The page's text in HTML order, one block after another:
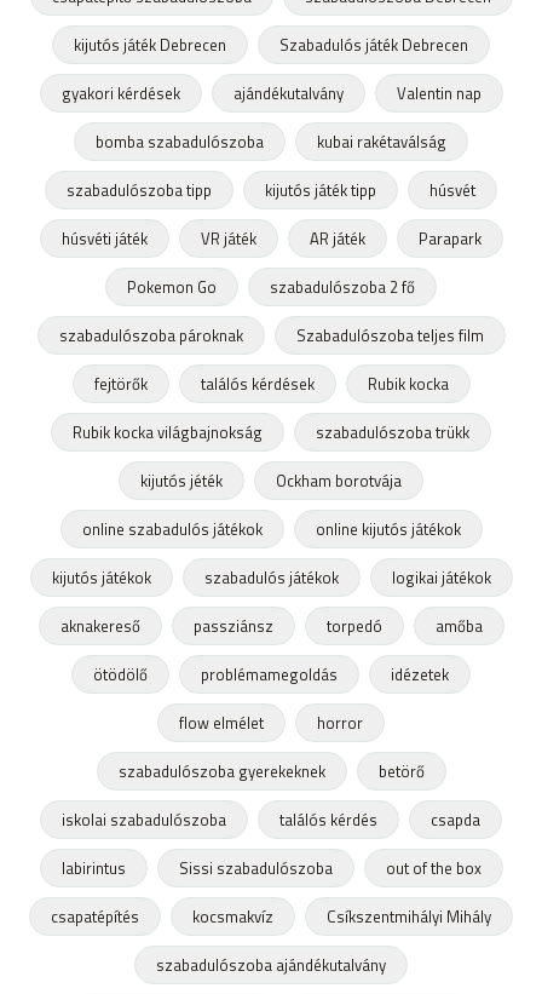
kijutós játék Debrecen
Szabadulós játék Debrecen
gyakori kérdések
ajándékutalvány
Valentin nap
bomba szabadulószoba
kubai rakétaválság
szabadulószoba tipp
kijutós játék tipp
húsvét
húsvéti játék
VR játék AR játék
Parapark
Pokemon Go
szabadulószoba 2 fő
szabadulószoba pároknak
Szabadulószoba teljes film
fejtörők
találós kérdések
Rubik kocka
Rubik kocka világbajnokság
szabadulószoba trükk
kijutós jéték
Ockham borotvája
online szabadulós játékok
online kijutós játékok
kijutós játékok
szabadulós játékok
logikai játékok
aknakereső
passziánsz torpedó
amőba
ötödölő
problémamegoldás
idézetek
flow elmélet
horror
szabadulószoba gyerekeknek
betörő
iskolai szabadulószoba
találós kérdés
csapda
labirintus
Sissi szabadulószoba
out of the box
csapatépítés
kocsmakvíz
Csíkszentmihályi Mihály
szabadulószoba ajándékutalvány